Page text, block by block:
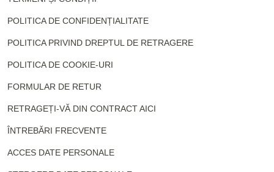
POLITICA DE CONFIDENȚIALITATE
POLITICA PRIVIND DREPTUL DE RETRAGERE
POLITICA DE COOKIE-URI
FORMULAR DE RETUR
RETRAGEȚI-VĂ DIN CONTRACT AICI
ÎNTREBĂRI FRECVENTE
ACCES DATE PERSONALE